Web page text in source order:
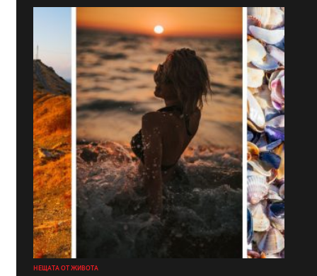
НЕЩАТА ОТ ЖИВОТА